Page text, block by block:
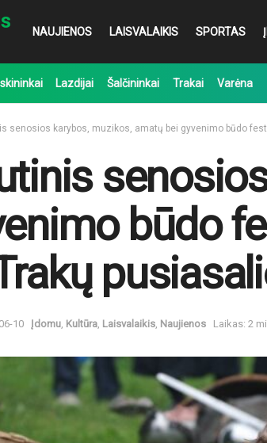
NAUJIENOS LAISVALAIKIS SPORTAS
Lazdijai Šalčininkai Trakai Varėna
senosios karybos, muzikos, amatų bei gyvenimo būdo
būdo
10 Įdomu, Kultūra, Laisvalaikis, Naujienos Laikas: 2